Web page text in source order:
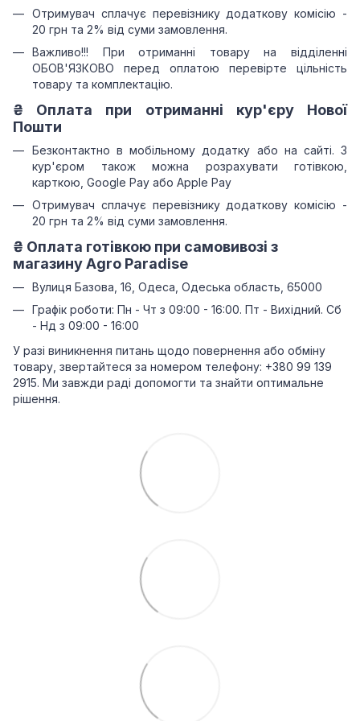
Отримувач сплачує перевізнику додаткову комісію -
20 грн та 2% від суми замовлення.
Важливо!!! При отриманні товару на відділенні
ОБОВ'ЯЗКОВО перед оплатою перевірте цільність
товару та комплектацію.
₴ Оплата при отриманні кур'єру Нової
Пошти
Безконтактно в мобільному додатку або на сайті. З
кур'єром також можна розрахувати готівкою,
карткою, Google Pay або Apple Pay
Отримувач сплачує перевізнику додаткову комісію -
20 грн та 2% від суми замовлення.
₴ Оплата готівкою при самовивозі з
магазину Agro Paradise
Вулиця Базова, 16, Одеса, Одеська область, 65000
Графік роботи: Пн - Чт з 09:00 - 16:00. Пт - Вихідний. Сб
- Нд з 09:00 - 16:00
У разі виникнення питань щодо повернення або обміну
товару, звертайтеся за номером телефону: +380 99 139
2915. Ми завжди раді допомогти та знайти оптимальне
рішення.